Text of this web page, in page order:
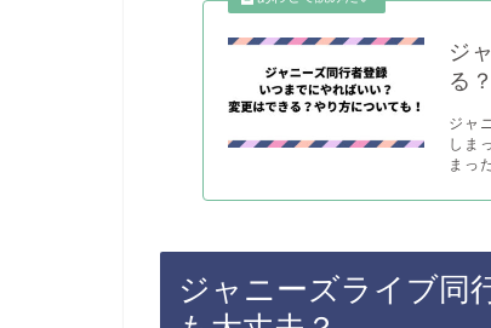
ジ
る
ジャ
しま
まっ
ジャニーズライブ同